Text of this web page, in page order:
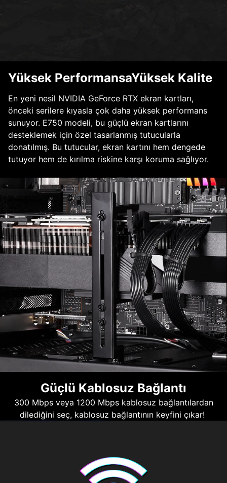
Yüksek PerformansaYüksek Kalite
En yeni nesil NVIDIA GeForce RTX ekran kartları,
önceki serilere kıyasla çok daha yüksek performans
sunuyor. E750 modeli, bu güçlü ekran kartlarını
desteklemek için özel tasarlanmış tutucularla
donatılmış. Bu tutucular, ekran kartını hem dengede
tutuyor hem de kırılma riskine karşı koruma sağlıyor.
Güçlü Kablosuz Bağlantı
300 Mbps veya 1200 Mbps kablosuz bağlantılardan
dilediğini seç, kablosuz bağlantının keyfini çıkar!